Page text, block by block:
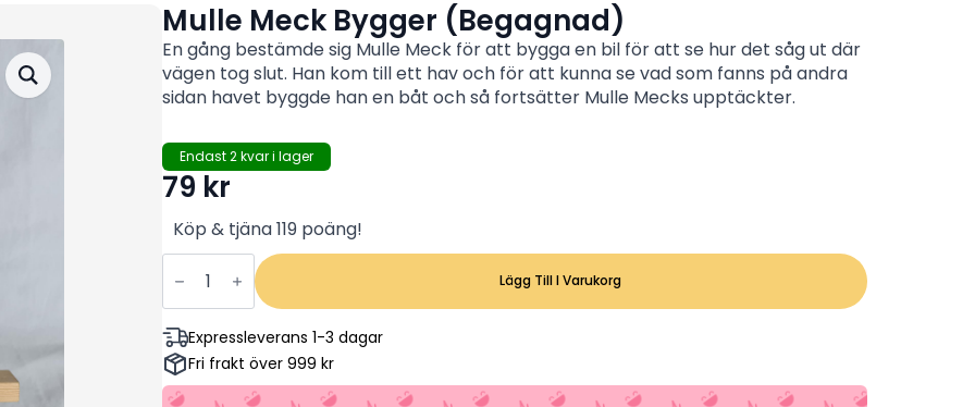
Mulle Meck Bygger (Begagnad)
En gång bestämde sig Mulle Meck för att bygga en bil för att se hur det såg ut där
vägen tog slut. Han kom till ett hav och för att kunna se vad som fanns på andra
sidan havet byggde han en båt och så fortsätter Mulle Mecks upptäckter.
Endast 2 kvar i lager
79 kr
Köp & tjäna 119 poäng!
Mulle
Meck
Bygger
(Begagnad)
mängd
Lägg Till I Varukorg
Expressleverans 1-3 dagar
Fri frakt över 999 kr